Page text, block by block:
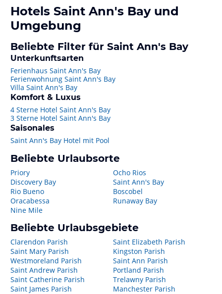
Hotels Saint Ann's Bayund
Umgebung
Beliebte Filter für Saint Ann's Bay
Unterkunftsarten
Ferienhaus Saint Ann's Bay
Ferienwohnung Saint Ann's Bay
Villa Saint Ann's Bay
Komfort & Luxus
4 Sterne Hotel Saint Ann's Bay
3 Sterne Hotel Saint Ann's Bay
Saisonales
Saint Ann's Bay Hotel mit Pool
Beliebte Urlaubsorte
Priory
Discovery Bay
Rio Bueno
Oracabessa
Nine Mile
Ocho Rios
Saint Ann's Bay
Boscobel
Runaway Bay
Beliebte Urlaubsgebiete
Clarendon Parish
Saint Mary Parish
Westmoreland Parish
Saint Andrew Parish
Saint Catherine Parish
Saint James Parish
Saint Elizabeth Parish
Kingston Parish
Saint Ann Parish
Portland Parish
Trelawny Parish
Manchester Parish